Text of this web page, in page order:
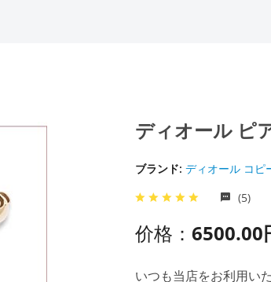
ディオール ピ
ブランド: ディオール コピ
(5)
价格： 6500.00
いつも当店をお利用い